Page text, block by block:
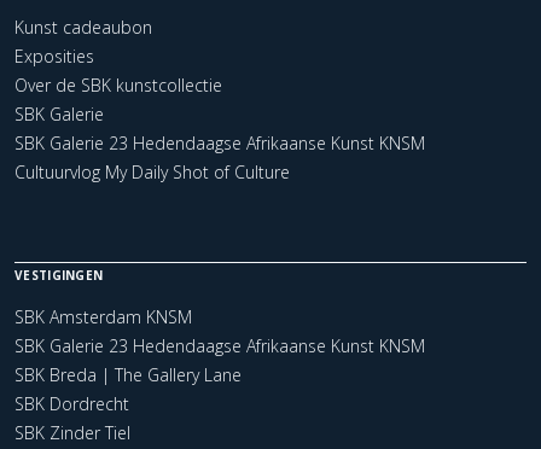
Kunst cadeaubon
Exposities
Over de SBK kunstcollectie
SBK Galerie
SBK Galerie 23 Hedendaagse Afrikaanse Kunst KNSM
Cultuurvlog My Daily Shot of Culture
VESTIGINGEN
SBK Amsterdam KNSM
SBK Galerie 23 Hedendaagse Afrikaanse Kunst KNSM
SBK Breda | The Gallery Lane
SBK Dordrecht
SBK Zinder Tiel